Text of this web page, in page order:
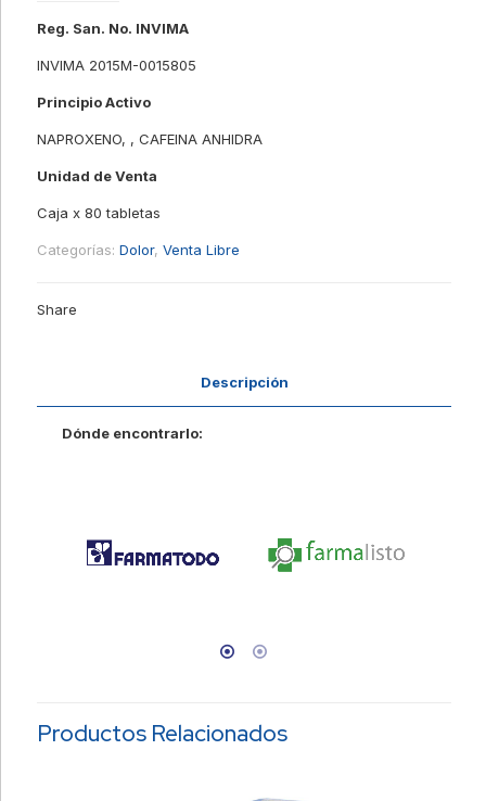
Reg. San. No. INVIMA
INVIMA 2015M-0015805
Principio Activo
NAPROXENO, , CAFEINA ANHIDRA
Unidad de Venta
Caja x 80 tabletas
Categorías: Dolor, Venta Libre
Share
Descripción
Dónde encontrarlo:
Productos Relacionados